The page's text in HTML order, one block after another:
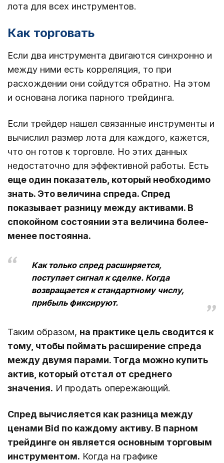
лота для всех инструментов.
Как торговать
Если два инструмента двигаются синхронно и
между ними есть корреляция, то при
расхождении они сойдутся обратно. На этом
и основана логика парного трейдинга.
Если трейдер нашел связанные инструменты и
вычислил размер лота для каждого, кажется,
что он готов к торговле. Но этих данных
недостаточно для эффективной работы. Есть
еще один показатель, который необходимо
знать. Это величина спреда. Спред
показывает разницу между активами. В
спокойном состоянии эта величина более-
менее постоянна.
Как только спред расширяется,
поступает сигнал к сделке. Когда
возвращается к стандартному числу,
прибыль фиксируют.
Таким образом, на практике цель сводится к
тому, чтобы поймать расширение спреда
между двумя парами. Тогда можно купить
актив, который отстал от среднего
значения. И продать опережающий.
Спред вычисляется как разница между
ценами Bid по каждому активу. В парном
трейдинге он является основным торговым
инструментом. Когда на графике